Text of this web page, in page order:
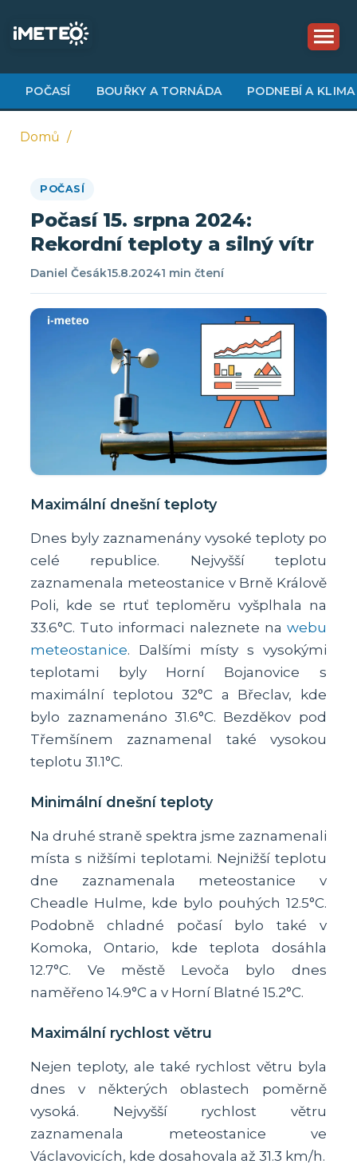
obsahu
POČASÍ BOUŘKY A TORNÁDA PODNEBÍ A KLIMA
navigace
Domů
POČASÍ
Počasí 15. srpna 2024:
Rekordní teploty a silný vítr
Daniel Česák15.8.20241 min čtení
Maximální dnešní teploty
Dnes byly zaznamenány vysoké teploty po
celé republice. Nejvyšší teplotu
zaznamenala meteostanice v Brně Králově
Poli, kde se rtuť teploměru vyšplhala na
33.6°C. Tuto informaci naleznete na webu
meteostanice. Dalšími místy s vysokými
teplotami byly Horní Bojanovice s
maximální teplotou 32°C a Břeclav, kde
bylo zaznamenáno 31.6°C. Bezděkov pod
Třemšínem zaznamenal také vysokou
teplotu 31.1°C.
Minimální dnešní teploty
Na druhé straně spektra jsme zaznamenali
místa s nižšími teplotami. Nejnižší teplotu
dne zaznamenala meteostanice v
Cheadle Hulme, kde bylo pouhých 12.5°C.
Podobně chladné počasí bylo také v
Komoka, Ontario, kde teplota dosáhla
12.7°C. Ve městě Levoča bylo dnes
naměřeno 14.9°C a v Horní Blatné 15.2°C.
Maximální rychlost větru
Nejen teploty, ale také rychlost větru byla
dnes v některých oblastech poměrně
vysoká. Nejvyšší rychlost větru
zaznamenala meteostanice ve
Václavovicích, kde dosahovala až 31.3 km/h.